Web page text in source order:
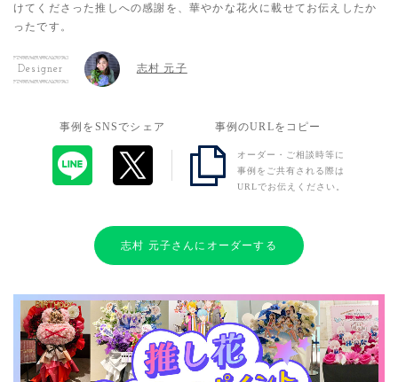
けてくださった推しへの感謝を、華やかな花火に載せてお伝えしたか
ったです。
Designer 志村 元子
事例をSNSでシェア 事例のURLをコピー
オーダー・ご相談時等に
事例をご共有される際は
URLでお伝えください。
志村 元子さんにオーダーする